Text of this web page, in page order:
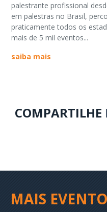
palestrante profissional
em palestras no Brasil,
praticamente todos os
mais de 5 mil eventos...
saiba mais
COMPARTILHE
MAIS